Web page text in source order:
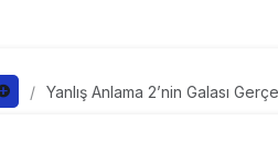
Yanlış Anlama 2’nin Galası